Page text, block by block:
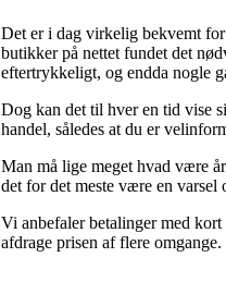
Det er i dag virkelig bekvemt
butikker på nettet fundet det
eftertrykkeligt, og endda nogle
Dog kan det til hver en tid vise
handel, således at du er
Man må lige meget hvad være
det for det meste være en
Vi anbefaler betalinger med
afdrage prisen af flere omgange.